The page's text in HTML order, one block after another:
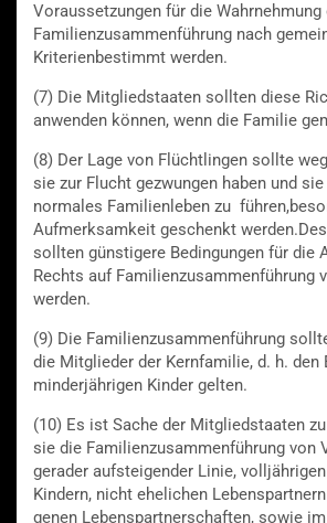
Voraussetzungen für die
Familienzusammenführung nach
Kriterienbestimmt werden.
(7) Die Mitgliedstaaten sollten diese
anwenden können, wenn die Familie
(8) Der Lage von Flüchtlingen sollte
sie zur Flucht gezwungen haben und
normales Familienleben zu
Aufmerksamkeit geschenkt
sollten günstigere Bedingungen für die
Rechts auf Familienzusammenführung
werden.
(9) Die Familienzusammenführung
die Mitglieder der Kernfamilie, d. h. den
minderjährigen Kinder gelten.
(10) Es ist Sache der Mitgliedstaaten
sie die Familienzusammenführung von
gerader aufsteigender Linie,
Kindern, nicht ehelichen
genen Lebenspartnerschaften, sowie